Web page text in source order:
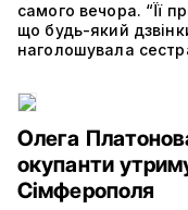
самого вечора. “Її
що будь-який
наголошувала
Олега
окупанти
Сімферополя